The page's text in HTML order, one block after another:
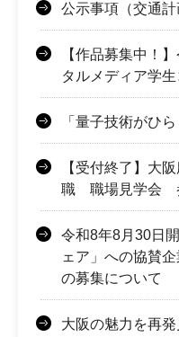
公示事項（交通計
【作品募集中！
タルメディア学生
「量子技術がひ
【受付終了】
職 職場見学会
令和8年8月30日
ェア」への協賛
の募集について
大阪の魅力を再